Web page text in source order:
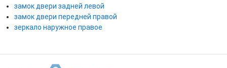
замок двери задней левой
замок двери передней правой
зеркало наружное правое